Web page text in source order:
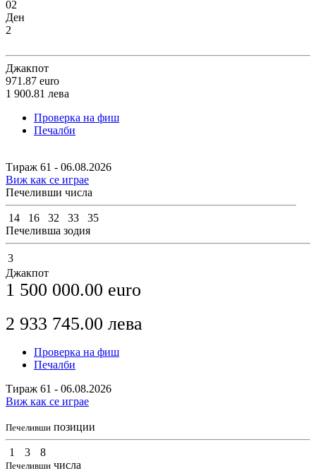
02
Ден
2
Джакпот
971.87 euro
1 900.81 лева
Проверка на фиш
Печалби
Тираж 61 - 06.08.2026
Виж как се играе
Печеливши числа
14 16 32 33
35
Печеливша зодия
3
Джакпот
1 500 000.00 euro
2 933 745.00 лева
Проверка на фиш
Печалби
Тираж 61 - 06.08.2026
Виж как се играе
Печеливши позиции
1 3 8
Печеливши числа